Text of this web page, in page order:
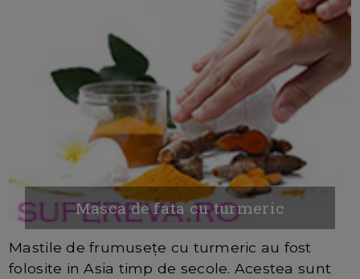
Masca de fata cu turmeric
Mastile de frumusețe cu turmeric au fost
folosite in Asia timp de secole. Acestea sunt